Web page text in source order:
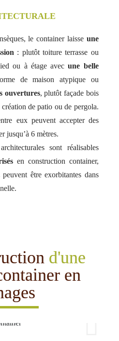
le container laisse une
: plutôt toiture terrasse ou
ou à étage avec une belle
de maison atypique ou
ouvertures, plutôt façade bois
de patio ou de pergola.
eux peuvent accepter des
jusqu’à 6 mètres.
sont réalisables
en construction container,
être exorbitantes dans
d'une
en